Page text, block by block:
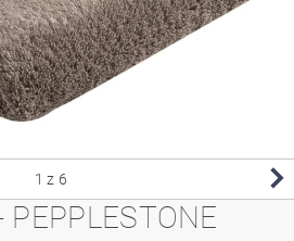
1 z 6
PEPPLESTONE